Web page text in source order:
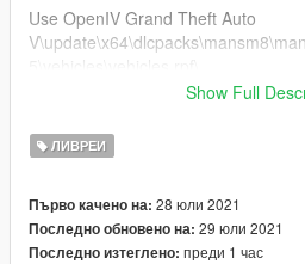
Use OpenIV Grand Theft Auto
Show Full
ЛИВРЕИ
Първо качено на: 28 юли 2021
Последно обновено на: 29 юли 2021
Последно изтеглено: преди 1 час